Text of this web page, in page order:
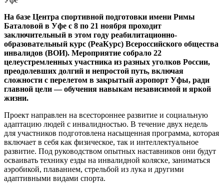
На базе Центра спортивной подготовки имени Римы
Баталовой в Уфе с 8 по 21 ноября проходит
заключительный в этом году реабилитационно-
образовательный курс (РеаКурс) Всероссийского общества
инвалидов (ВОИ). Мероприятие собрало 22
целеустремленных участника из разных уголков России,
преодолевших долгий и непростой путь, включая
сложности с перелетом в закрытый аэропорт Уфы, ради
главной цели — обучения навыкам независимой и яркой
жизни.
Проект направлен на всестороннее развитие и социальную
адаптацию людей с инвалидностью. В течение двух недель
для участников подготовлена насыщенная программа, которая
включает в себя как физическое, так и интеллектуальное
развитие. Под руководством опытных наставников они будут
осваивать технику езды на инвалидной коляске, заниматься
аэробикой, плаванием, стрельбой из лука и другими
адаптивными видами спорта.